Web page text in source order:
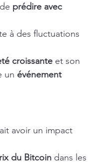
prédire avec
à des fluctuations
croissante et son
un événement
avoir un impact
du Bitcoin dans les